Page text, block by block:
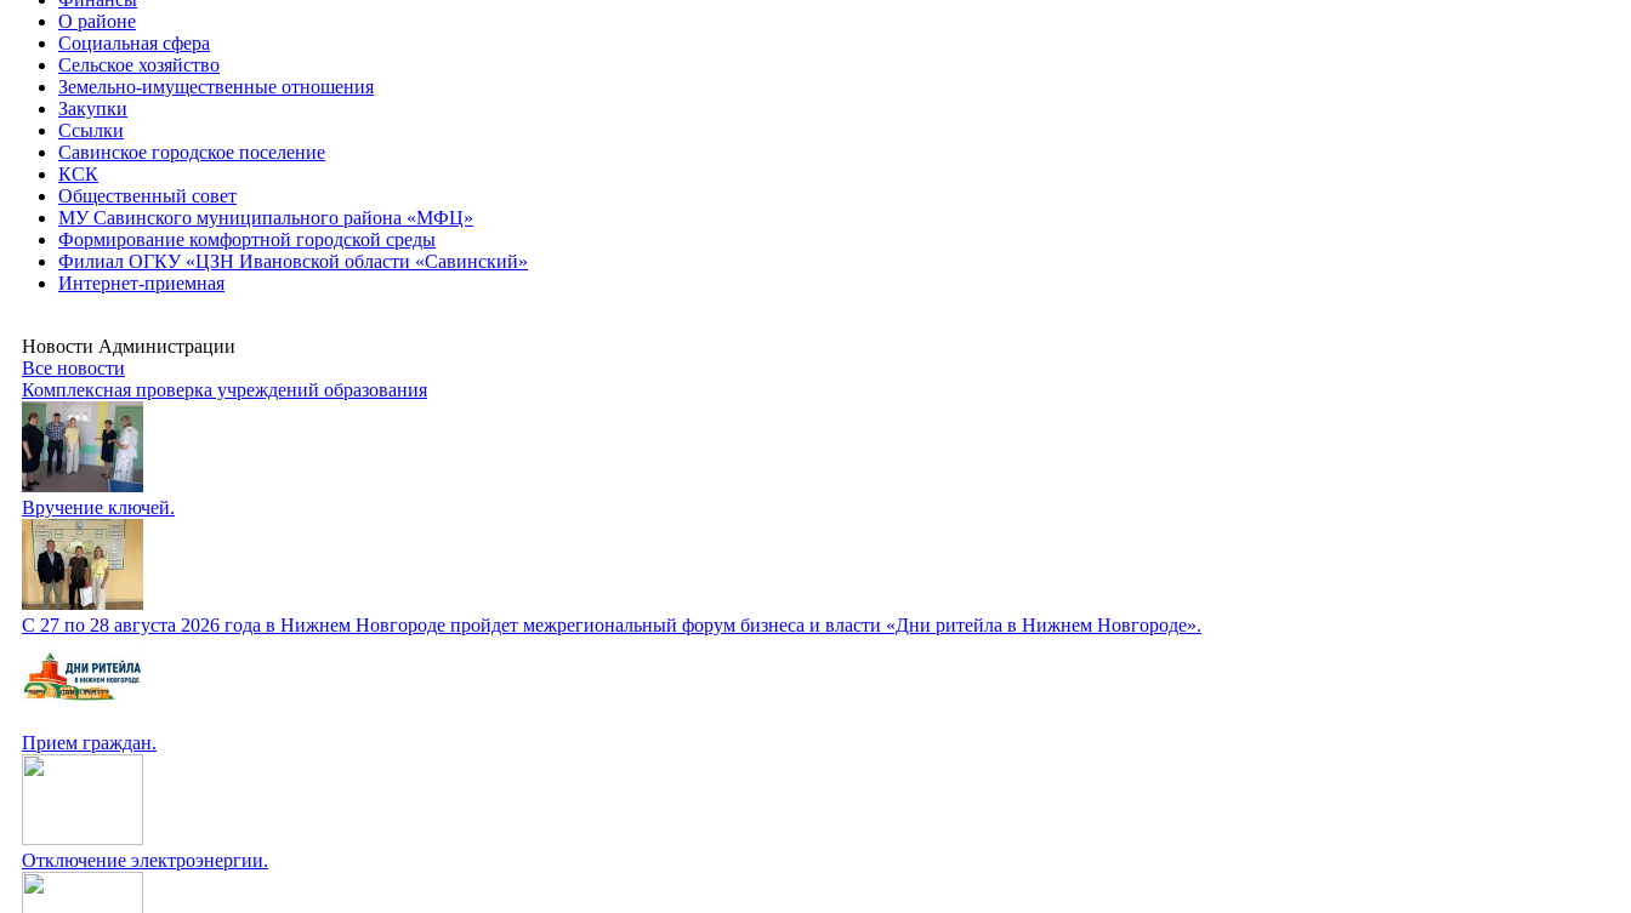
О районе
Социальная сфера
Сельское хозяйство
Земельно-имущественные отношения
Закупки
Ссылки
Савинское городское поселение
КСК
Общественный совет
МУ Савинского муниципального района «МФЦ»
Формирование комфортной городской среды
Филиал ОГКУ «ЦЗН Ивановской области «Савинский»
Интернет-приемная
Новости Администрации
Все новости
Комплексная проверка учреждений образования
Вручение ключей.
С 27 по 28 августа 2026 года в Нижнем Новгороде пройдет межрегиональный форум бизнеса и власти «Дни ритейла в Нижнем Новгороде».
Прием граждан.
Отключение электроэнергии.